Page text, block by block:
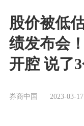
股价被低
绩发布会
开腔 说了
券商中国 2023-03-